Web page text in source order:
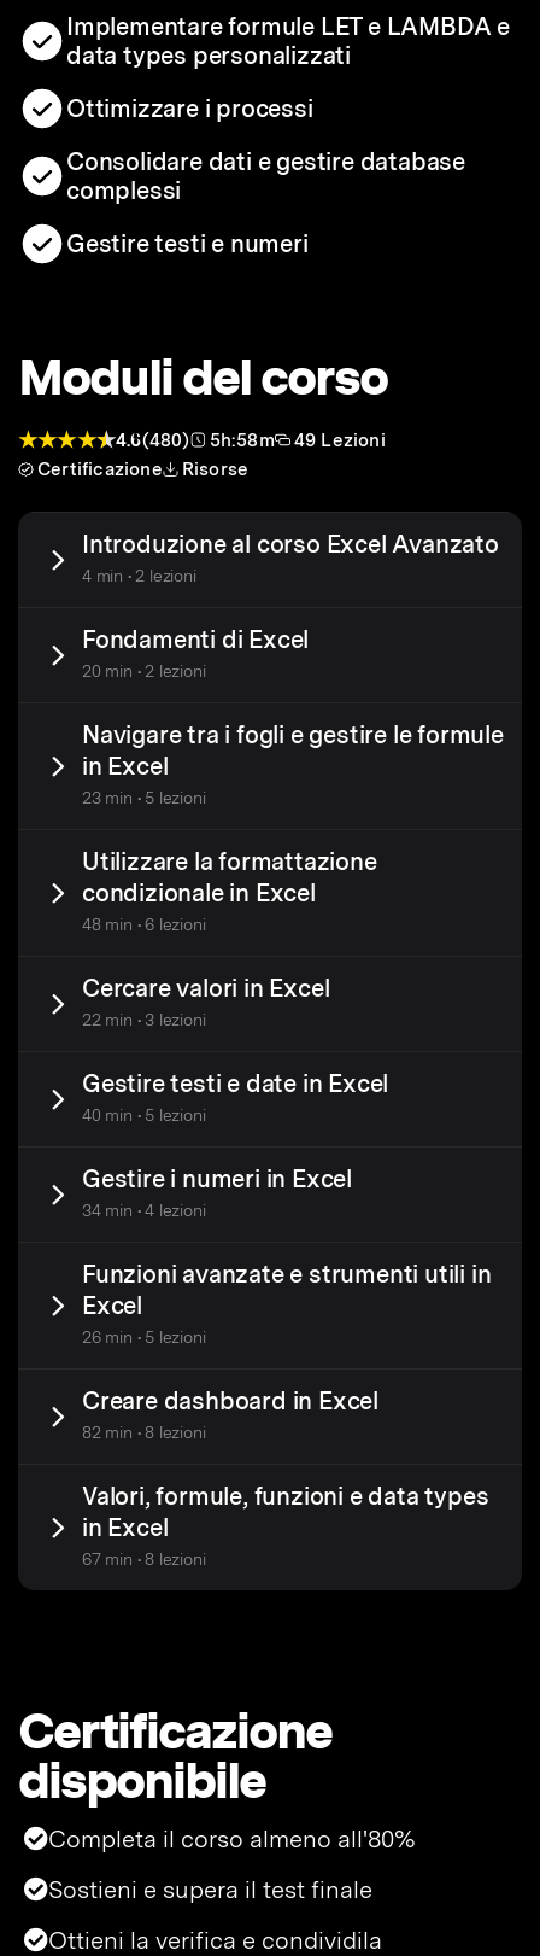
Implementare formule LET e LAMBDA e
data types personalizzati
Ottimizzare i processi
Consolidare dati e gestire database
complessi
Gestire testi e numeri
Moduli del corso
4.6(480) 5h:58m
49 Lezioni
Certificazione
Risorse
Introduzione al corso Excel Avanzato
4 min • 2 lezioni
Fondamenti di Excel
20 min • 2 lezioni
Navigare tra i fogli e gestire le formule
in Excel
23 min • 5 lezioni
Utilizzare la formattazione
condizionale in Excel
48 min • 6 lezioni
Cercare valori in Excel
22 min • 3 lezioni
Gestire testi e date in Excel
40 min • 5 lezioni
Gestire i numeri in Excel
34 min • 4 lezioni
Funzioni avanzate e strumenti utili in
Excel
26 min • 5 lezioni
Creare dashboard in Excel
82 min • 8 lezioni
Valori, formule, funzioni e data types
in Excel
67 min • 8 lezioni
Certificazione
disponibile
Completa il corso almeno all'80%
Sostieni e supera il test finale
Ottieni la verifica e condividila